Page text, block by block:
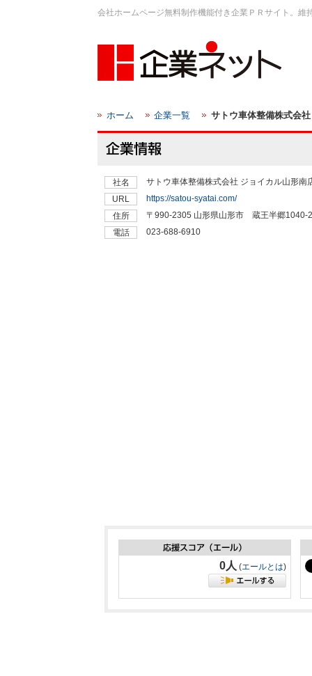
会社ホームページ無料制作機能付き企業ＰＲサイト。
ホーム 企業一覧 サトウ車体整備株式会
社名
サトウ車体整備株式会社 ジョイカル山形南
URL
https://satou-syatai.com/
住所
〒990-2305 山形県山形市 蔵王半郷1040-2
電話
023-688-6910
0人 (エールとは)